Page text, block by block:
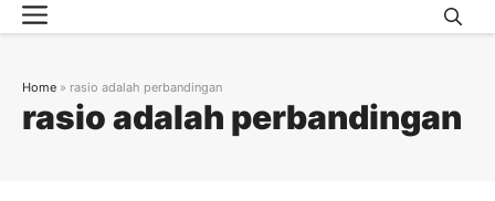
Skip
to
Menu
rasio adalah perbandingan
Home » rasio adalah perbandingan